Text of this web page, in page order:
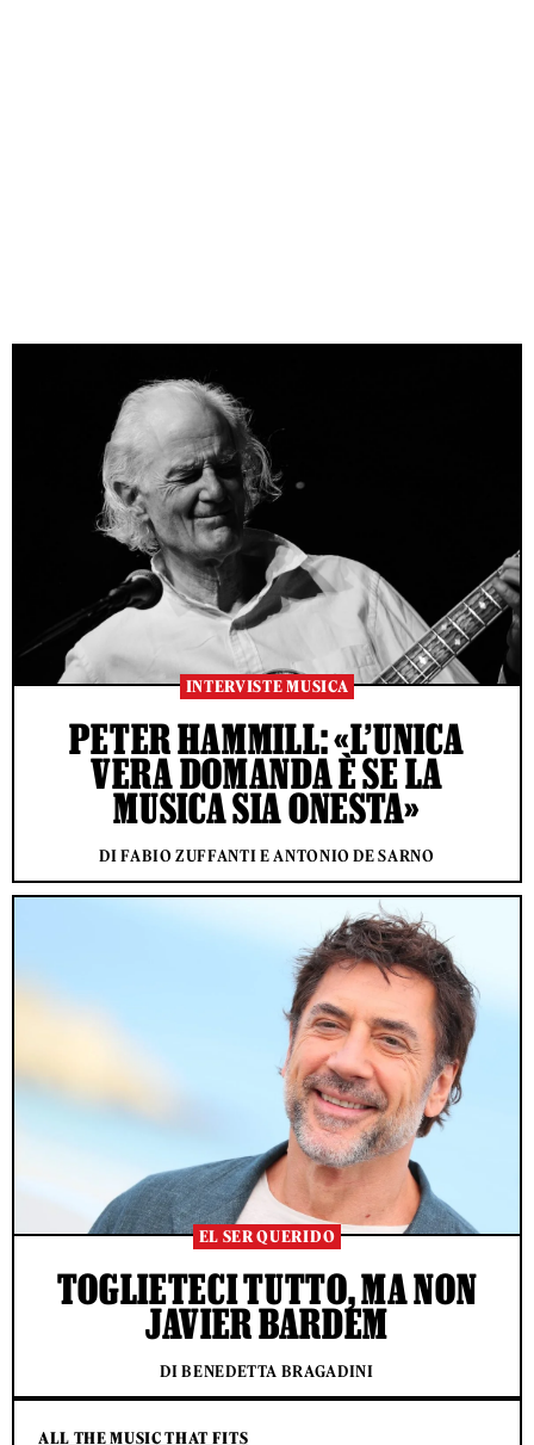
ALL THE MUSIC THAT FITS
INTERVISTE MUSICA
PETER HAMMILL: «L’UNICA
VERA DOMANDA È SE LA
MUSICA SIA ONESTA»
DI FABIO ZUFFANTI E ANTONIO DE SARNO
EL SER QUERIDO
TOGLIETECI TUTTO, MA NON
JAVIER BARDEM
DI BENEDETTA BRAGADINI